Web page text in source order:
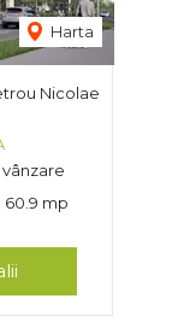
Harta
Nicolae
60.9 mp